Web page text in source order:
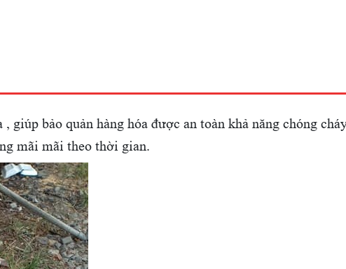
giúp bảo quản hàng hóa được an toàn khả năng chóng
mãi mãi theo thời gian.